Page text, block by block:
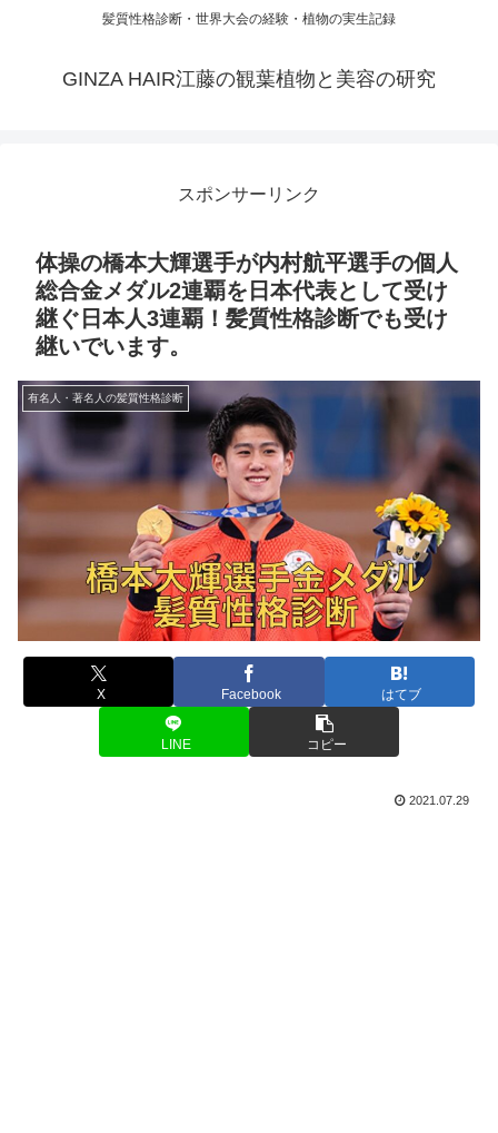
髪質性格診断・世界大会の経験・植物の実生記録
GINZA HAIR江藤の観葉植物と美容の研究
スポンサーリンク
体操の橋本大輝選手が内村航平選手の個人
総合金メダル2連覇を日本代表として受け
継ぐ日本人3連覇！髪質性格診断でも受け
継いでいます。
有名人・著名人の髪質性格診断
X Facebook はてブ
LINE コピー
2021.07.29